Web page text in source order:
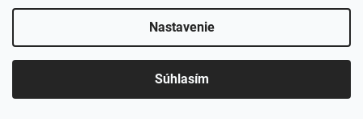
Nastavenie
Súhlasím